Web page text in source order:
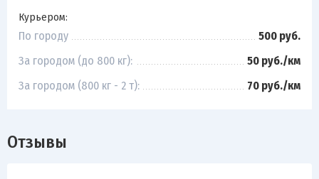
Курьером:
По городу
500 руб.
За городом (до 800 кг):
50 руб./км
За городом (800 кг - 2 т):
70 руб./км
Отзывы